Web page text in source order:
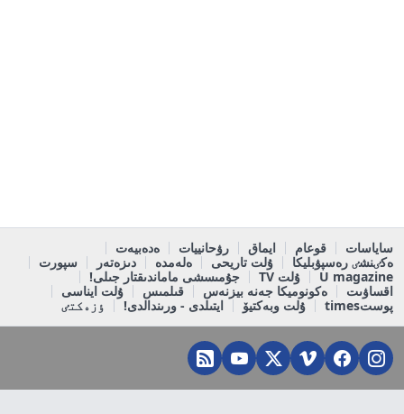
ساياسات قوعام ايماق رۋحانييات
ەدەبيەت
ەكٸنشٸ رەسپۋبليكا
ۇلت تاريحى ەلەمدە دىزەتەر
سپورت
U magazine
ۇلت TV
جۇمىسشى ماماندىقتار جىلى!
اقساۋىت
ەكونوميكا جەنە بيزنەس قىلمىس
ۇلت ايناسى
پوستtimes
ۇلت وبەكتيۆ ايتىلدى - ورىندالدى! ٶزەكتٸ